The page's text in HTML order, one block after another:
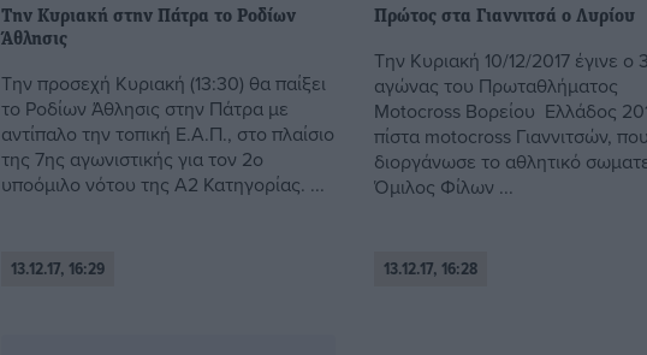
Την Κυριακή στην Πάτρα το Ροδίων
Άθλησις
Την προσεχή Κυριακή (13:30) θα παίξει
το Ροδίων Άθλησις στην Πάτρα με
αντίπαλο την τοπική Ε.Α.Π., στο πλαίσιο
της 7ης αγωνιστικής για τον 2ο
υποόμιλο νότου της Α2 Κατηγορίας. ...
13.12.17, 16:29
Πρώτος στα Γιαννιτσά ο Λυρίου
Την Κυριακή 10/12/2017 έγινε ο
αγώνας του Πρωταθλήματος
Motocross Βορείου Ελλάδος
πίστα motocross Γιαννιτσών, που
διοργάνωσε το αθλητικό
Όμιλος Φίλων ...
13.12.17, 16:28